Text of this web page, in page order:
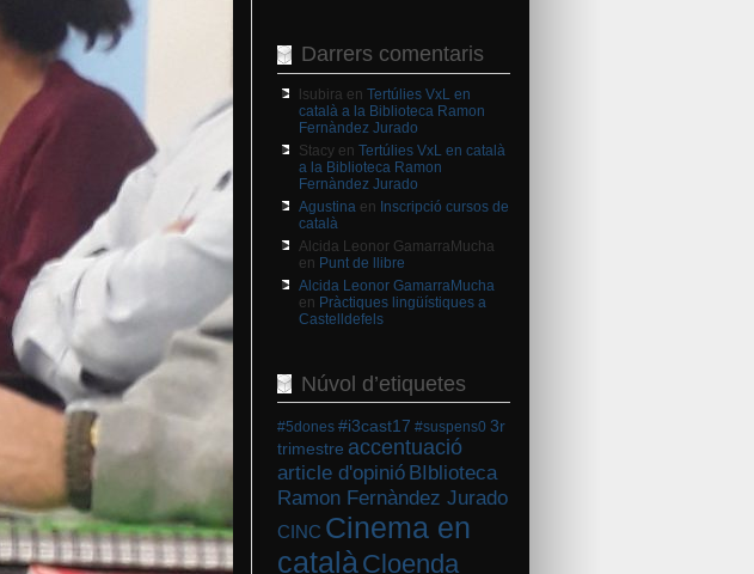
Darrers comentaris
lsubira en Tertúlies VxL en
català a la Biblioteca Ramon
Fernàndez Jurado
Stacyen Tertúlies VxL en català
a la Biblioteca Ramon
Fernàndez Jurado
Agustinaen Inscripció cursos de
català
Alcida Leonor GamarraMucha
en Punt de llibre
Alcida Leonor GamarraMucha
en Pràctiques lingüístiques a
Castelldefels
Núvol d’etiquetes
#5dones #i3cast17 #suspens0 3r
trimestre accentuació
article d'opinió BIblioteca
Ramon Fernàndez Jurado
CINC Cinema en
catalàCloenda